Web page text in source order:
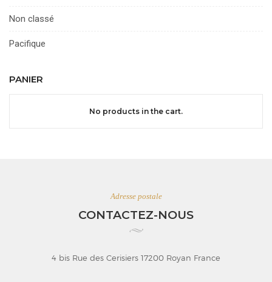
Non classé
Pacifique
PANIER
No products in the cart.
Adresse postale
CONTACTEZ-NOUS
4 bis Rue des Cerisiers 17200 Royan France